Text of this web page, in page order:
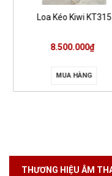
Loa Kéo Kiwi KT315
8.500.000₫
MUA HÀNG
THƯƠNG HIỆU ÂM